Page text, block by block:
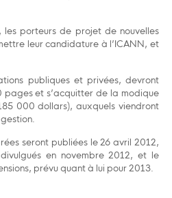
porteurs de projet de nouvelles
leur candidature à l’ICANN, et
publiques et privées, devront
pages et s’acquitter de la modique
000 dollars), auxquels viendront
seront publiées le 26 avril 2012,
en novembre 2012, et le
prévu quant à lui pour 2013.